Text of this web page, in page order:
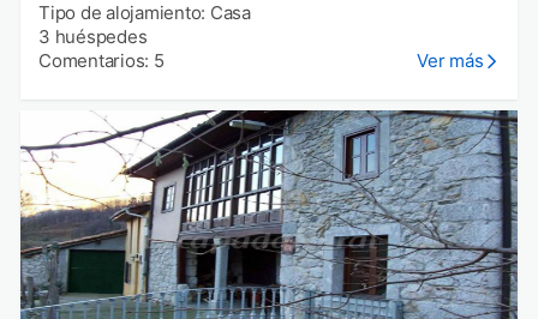
Tipo de alojamiento: Casa
3 huéspedes
Comentarios: 5
Ver más